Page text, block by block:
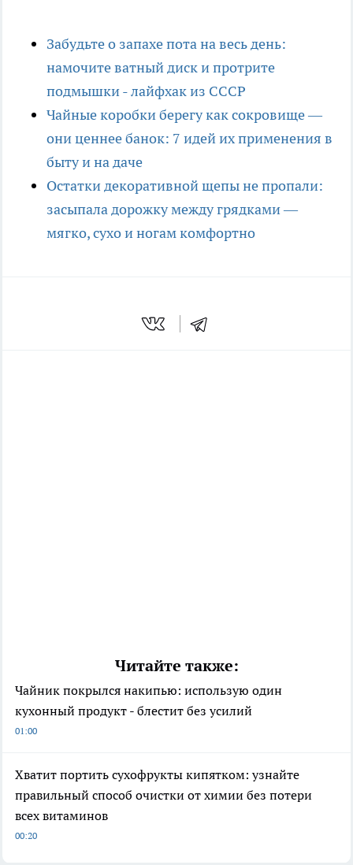
Забудьте о запахе пота на весь день:
намочите ватный диск и протрите
подмышки - лайфхак из СССР
Чайные коробки берегу как сокровище —
они ценнее банок: 7 идей их применения в
быту и на даче
Остатки декоративной щепы не пропали:
засыпала дорожку между грядками —
мягко, сухо и ногам комфортно
Читайте также:
Чайник покрылся накипью: использую один
кухонный продукт - блестит без усилий
01:00
Хватит портить сухофрукты кипятком: узнайте
правильный способ очистки от химии без потери
всех витаминов
00:20